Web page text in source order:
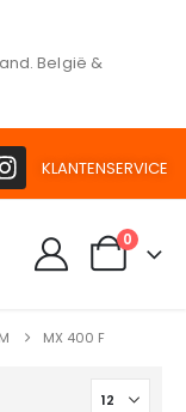
België &
KLANTENSERVICE
0
MX 400 F